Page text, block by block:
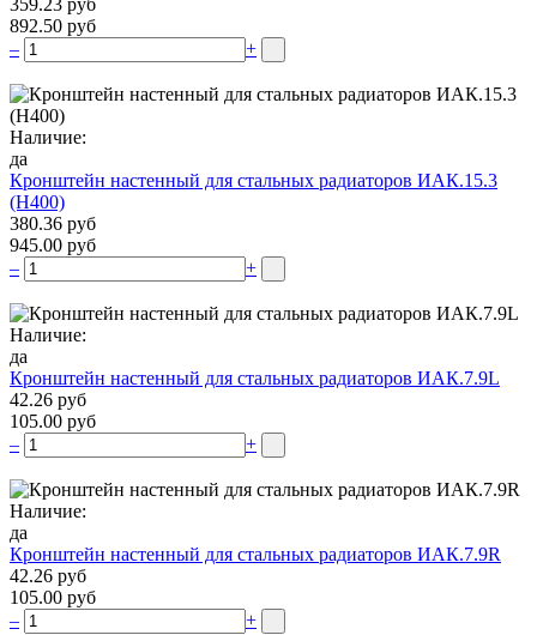
359.23 руб
892.50 руб
–
+
Наличие:
да
Кронштейн настенный для стальных радиаторов ИАК.15.3
(H400)
380.36 руб
945.00 руб
–
+
Наличие:
да
Кронштейн настенный для стальных радиаторов ИАК.7.9L
42.26 руб
105.00 руб
–
+
Наличие:
да
Кронштейн настенный для стальных радиаторов ИАК.7.9R
42.26 руб
105.00 руб
–
+